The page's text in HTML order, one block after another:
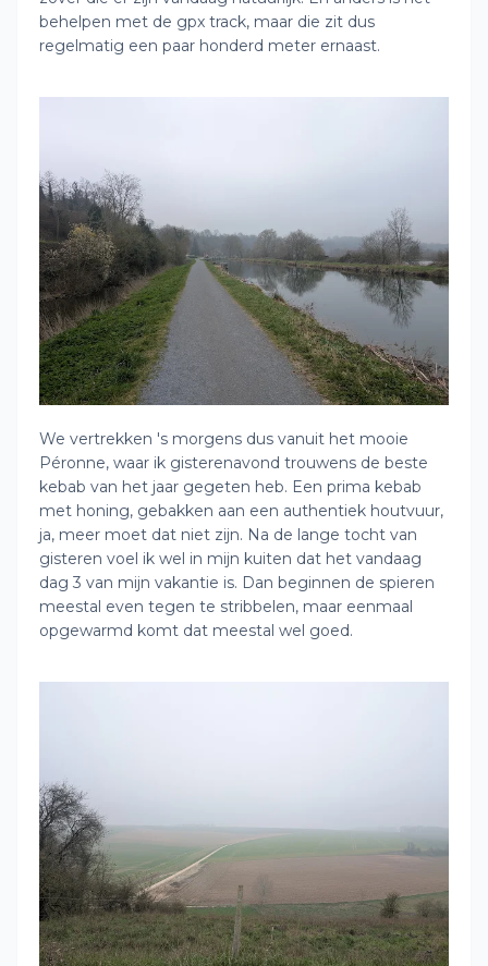
behelpen met de gpx track, maar die zit dus
regelmatig een paar honderd meter ernaast.
We vertrekken 's morgens dus vanuit het mooie
Péronne, waar ik gisterenavond trouwens de beste
kebab van het jaar gegeten heb. Een prima kebab
met honing, gebakken aan een authentiek houtvuur,
ja, meer moet dat niet zijn. Na de lange tocht van
gisteren voel ik wel in mijn kuiten dat het vandaag
dag 3 van mijn vakantie is. Dan beginnen de spieren
meestal even tegen te stribbelen, maar eenmaal
opgewarmd komt dat meestal wel goed.